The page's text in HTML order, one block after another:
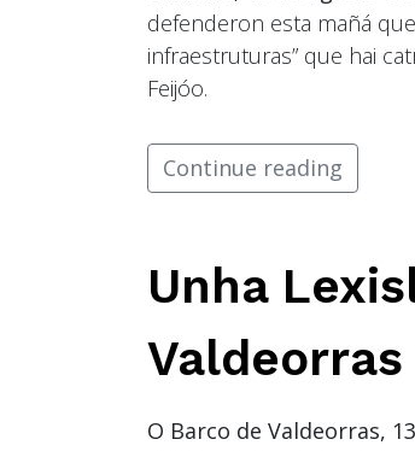
defenderon esta mañá
infraestruturas” que hai
Feijóo.
Continue reading
Unha
O Barco de Valdeorras,